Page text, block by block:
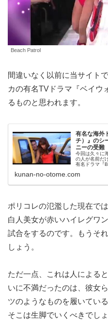
Beach Patrol
間違いなく以前に当サイト
カの有名TVドラマ『ベイウ
るものと思われます。
有名な海外
チ）』のシ
ニーの受難
今回は久々に
の人が名前だ
有名ドラマ『
スタイルの水
kunan-no-otome.com
ポリコレの氾濫した現在で
白人美女が赤いハイレグワ
試合をするのです。もうそ
しょう。
ただ一点、これは人による
いに不満だったのは、彼女
ツのようなものを履いてい
そこは生脚でいくべきでし